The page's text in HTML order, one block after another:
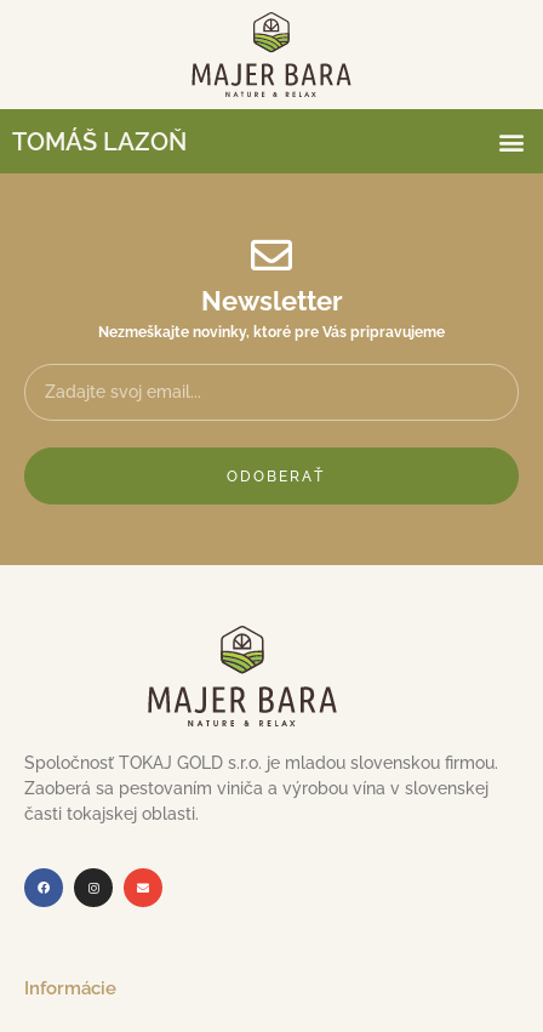
TOMÁŠ LAZOŇ
Newsletter
Nezmeškajte novinky, ktoré pre Vás pripravujeme
ODOBERAŤ
Spoločnosť TOKAJ GOLD s.r.o. je mladou slovenskou firmou.
Zaoberá sa pestovaním viniča a výrobou vína v slovenskej
časti tokajskej oblasti.
Informácie